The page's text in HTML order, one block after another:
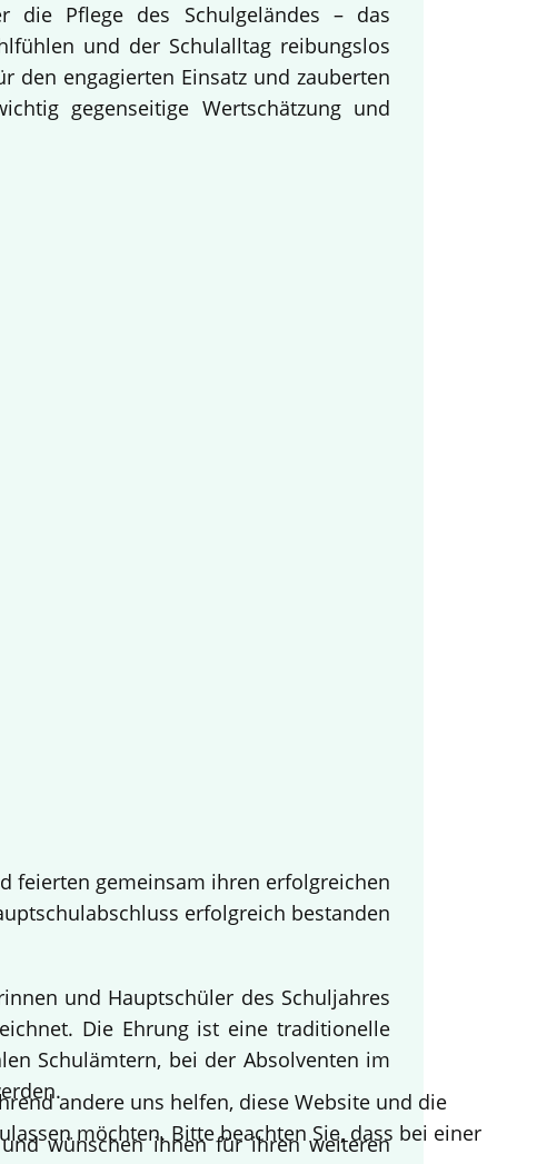
die Pflege des Schulgeländes – das
und der Schulalltag reibungslos
den engagierten Einsatz und zauberten
gegenseitige Wertschätzung und
feierten gemeinsam ihren erfolgreichen
erfolgreich bestanden
und Hauptschüler des Schuljahres
Die Ehrung ist eine traditionelle
Schulämtern, bei der Absolventen im
wünschen ihnen für ihren weiteren
andere uns helfen, diese Website und die
möchten. Bitte beachten Sie, dass bei einer